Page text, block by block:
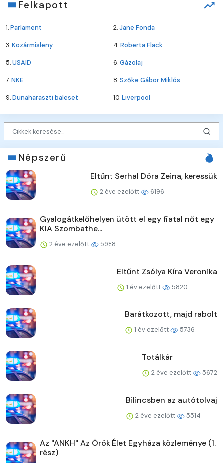
Felkapott
1.Parlament 2.Jane Fonda
3.Kozármisleny 4.Roberta Flack
5.USAID 6.Gázolaj
7.NKE 8.Szőke Gábor Miklós
9.Dunaharaszti baleset 10.Liverpool
Népszerű
Eltűnt Serhal Dóra Zeina, keressük
2 éve ezelőtt 6196
Gyalogátkelőhelyen ütött el egy fiatal nőt egy
KIA Szombathe...
2 éve ezelőtt 5988
Eltűnt Zsólya Kíra Veronika
1 év ezelőtt 5820
Barátkozott, majd rabolt
1 év ezelőtt 5736
Totálkár
2 éve ezelőtt 5672
Bilincsben az autótolvaj
2 éve ezelőtt 5514
Az "ANKH" Az Örök Élet Egyháza közleménye (1.
rész)